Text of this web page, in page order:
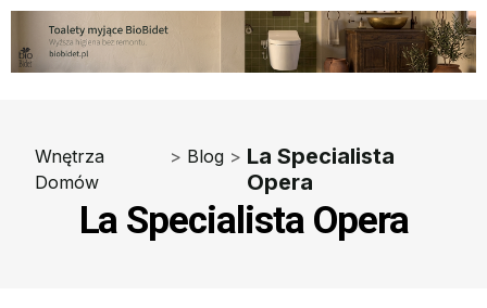
Wnętrza
Domów
> Blog > La Specialista
Opera
La Specialista Opera